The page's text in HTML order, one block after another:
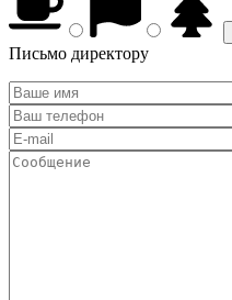
Письмо директору